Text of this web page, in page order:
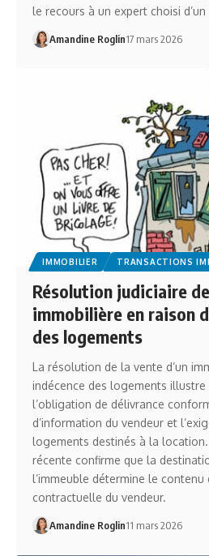
le recours à un expert choisi
Amandine Roglin17 mars 2026
IMMOBILIER TRANSACTIONS
Résolution judiciaire
immobilière en raison
des logements
La résolution de la vente d’un
indécence des logements illustre
l’obligation de délivrance
d’information du vendeur et
logements destinés à la location.
récente confirme que la
l’immeuble détermine le contenu
contractuelle du vendeur.
Amandine Roglin11 mars 2026